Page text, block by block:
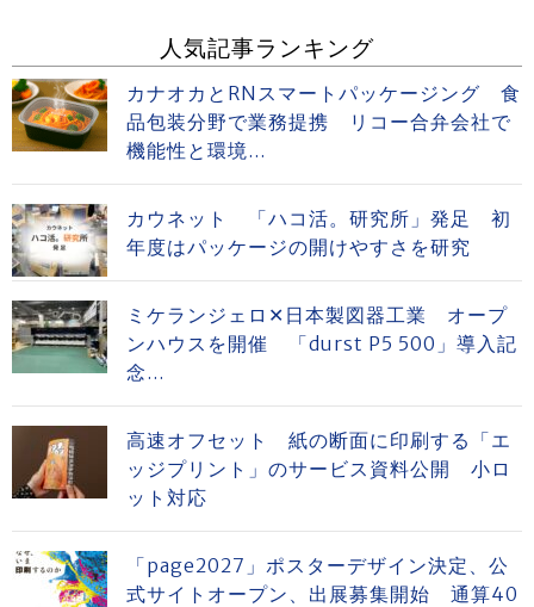
人気記事ランキング
カナオカとRNスマートパッケージング 食
品包装分野で業務提携 リコー合弁会社で
機能性と環境...
カウネット 「ハコ活。研究所」発足 初
年度はパッケージの開けやすさを研究
ミケランジェロ✕日本製図器工業 オープ
ンハウスを開催 「durst P5 500」導入記
念...
高速オフセット 紙の断面に印刷する「エ
ッジプリント」のサービス資料公開 小ロ
ット対応
「page2027」ポスターデザイン決定、公
式サイトオープン、出展募集開始 通算40